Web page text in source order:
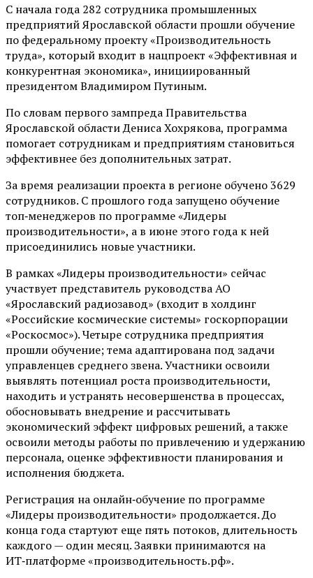
С начала года 282 сотрудника промышленных
предприятий Ярославской области прошли обучение
по федеральному проекту «Производительность
труда», который входит в нацпроект «Эффективная и
конкурентная экономика», инициированный
президентом Владимиром Путиным.
По словам первого зампреда Правительства
Ярославской области Дениса Хохрякова, программа
помогает сотрудникам и предприятиям становиться
эффективнее без дополнительных затрат.
За время реализации проекта в регионе обучено 3629
сотрудников. С прошлого года запущено обучение
топ‑менеджеров по программе «Лидеры
производительности», а в июне этого года к ней
присоединились новые участники.
В рамках «Лидеры производительности» сейчас
участвует представитель руководства АО
«Ярославский радиозавод» (входит в холдинг
«Российские космические системы» госкорпорации
«Роскосмос»). Четыре сотрудника предприятия
прошли обучение; тема адаптирована под задачи
управленцев среднего звена. Участники освоили
выявлять потенциал роста производительности,
находить и устранять несовершенства в процессах,
обосновывать внедрение и рассчитывать
экономический эффект цифровых решений, а также
освоили методы работы по привлечению и удержанию
персонала, оценке эффективности планирования и
исполнения бюджета.
Регистрация на онлайн‑обучение по программе
«Лидеры производительности» продолжается. До
конца года стартуют еще пять потоков, длительность
каждого — один месяц. Заявки принимаются на
ИТ‑платформе «производительность.рф».